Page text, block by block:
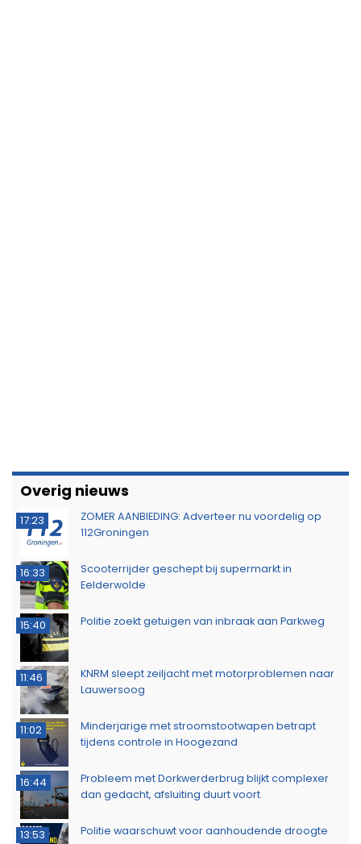
Overig nieuws
17:23
ZOMER AANBIEDING: Adverteer nu voordelig op
112Groningen
16:33
Scooterrijder geschept bij supermarkt in
Eelderwolde
15:40 Politie zoekt getuigen van inbraak aan Parkweg
11:46
KNRM sleept zeiljacht met motorproblemen naar
Lauwersoog
11:02
Minderjarige met stroomstootwapen betrapt
tijdens controle in Hoogezand
16:44
Probleem met Dorkwerderbrug blijkt complexer
dan gedacht, afsluiting duurt voort
13:53 Politie waarschuwt voor aanhoudende droogte